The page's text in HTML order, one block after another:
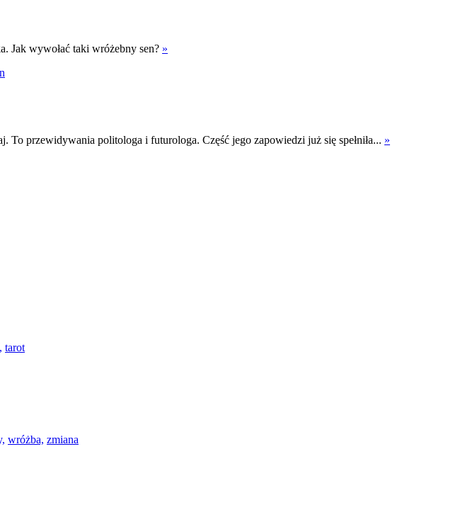
Jak wywołać taki wróżebny sen? »
przewidywania politologa i futurologa. Część jego zapowiedzi już się spełniła... »
tarot
wróżba, zmiana